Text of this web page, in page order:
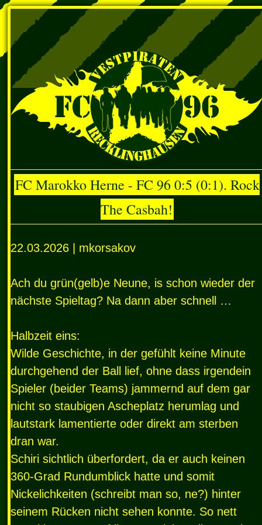
FC Marokko Herne - FC 96 0:5 (0:1). Rock
The Casbah!
22.03.2026 | mkorsakov
Ach du grün(gelb)e Neune, is schon wieder der
nächste Spieltag? Na dann aber schnell …
Halbzeit eins:
Wilde Geschichte, in der gefühlt keine Minute
durchgehend der Ball lief, ohne dass irgendein
Spieler (beider Teams) jammernd auf dem gar
nicht so staubigen Ascheplatz herumlag und
lautstark lamentierte oder direkt am sterben
dran war.
Schiri sichtlich überfordert, da er auch keinen
360-Grad Rundumblick hatte und somit
Nickelichkeiten (schreibt man so, ne?) hinter
seinem Rücken nicht sehen konnte. So nett